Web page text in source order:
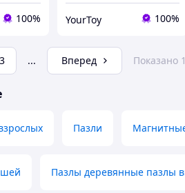
100% YourToy 100%
3 ... Вперед Показано
Пазли
Пазлы деревянные пазлы